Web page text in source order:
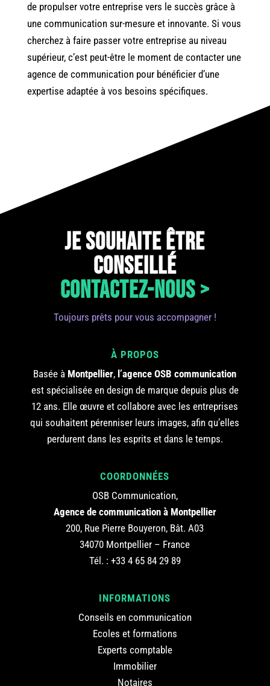
de propulser votre entreprise vers le succès grâce à
une communication sur-mesure et innovante. Si vous
cherchez à faire passer votre entreprise au niveau
supérieur, c’est peut-être le moment de contacter une
agence de communication pour bénéficier d’une
expertise adaptée à vos besoins spécifiques.
JE SOUHAITE ÊTRE
CONSEILLÉ
CONTACTEZ-NOUS >
Toujours prêts pour vous accompagner !
À PROPOS
Basée à Montpellier, l’agence OSB communication
est spécialisée en design de marque depuis plus de
12 ans. Elle œuvre et collabore avec les entreprises
qui souhaitent pérenniser leurs images, afin qu’elles
perdurent dans les esprits et dans le temps.
COORDONNÉES
OSB Communication,
Agence de communication à Montpellier
200, Rue Pierre Bouyeron, Bât. A03
34070 Montpellier – France
Tél. : +33 4 65 84 29 89
INFORMATIONS
Conseils en communication
Ecoles et formations
Experts comptable
Immobilier
Notaires